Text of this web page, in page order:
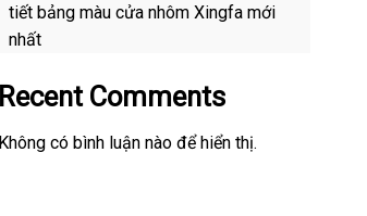
tiết bảng màu cửa nhôm Xingfa mới
nhất
Recent Comments
Không có bình luận nào để hiển thị.